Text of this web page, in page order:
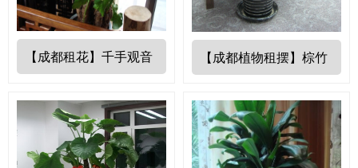
【成都租花】千手观音 【成都植物租摆】棕竹